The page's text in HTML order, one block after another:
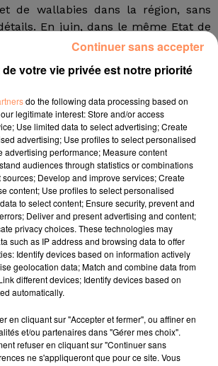
de wallabies dans la région, sans
En juin, dans le même Etat de
avait ainsi été retrouvé mort
d’un imprimé léopard et attaché à
une bouteille d’alcool.
plus en plus menacé dans toute
de la perte de son habitat, des
de chiens et des feux de
national de 2012 a estimé
koalas à 330.000, bien que leur
arbres rende difficile une évaluation
application pour mettre en
votre vie privée est notre priorité
do the following data processing based on
legitimate interest: Store and/or access
Use limited data to select advertising; Create
advertising; Use profiles to select personalised
advertising performance; Measure content
audiences through statistics or combinations
sources; Develop and improve services; Create
content; Use profiles to select personalised
to select content; Ensure security, prevent and
Deliver and present advertising and content;
privacy choices. These technologies may
such as IP address and browsing data to offer
Identify devices based on information actively
geolocation data; Match and combine data from
different devices; Identify devices based on
automatically.
en cliquant sur "Accepter et fermer", ou affiner en
et/ou partenaires dans "Gérer mes choix".
refuser en cliquant sur "Continuer sans
ne s'appliqueront que pour ce site. Vous
Continuer sans accepter